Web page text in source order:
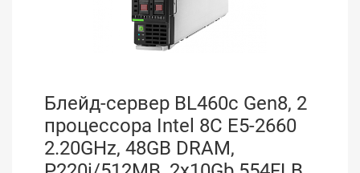
Блейд-сервер BL460c Gen8, 2
процессора Intel 8C E5-2660
2.20GHz, 48GB DRAM,